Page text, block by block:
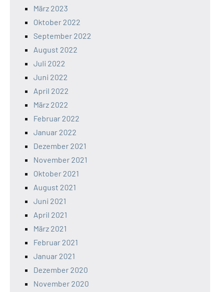
März 2023
Oktober 2022
September 2022
August 2022
Juli 2022
Juni 2022
April 2022
März 2022
Februar 2022
Januar 2022
Dezember 2021
November 2021
Oktober 2021
August 2021
Juni 2021
April 2021
März 2021
Februar 2021
Januar 2021
Dezember 2020
November 2020